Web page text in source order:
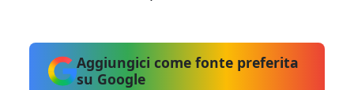
Aggiungici come fonte preferita
su Google